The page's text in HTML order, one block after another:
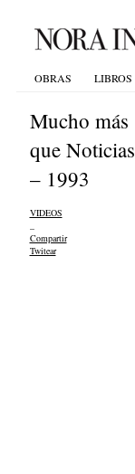
OBRAS LIBROS
Mucho más
que Noticias
– 1993
VIDEOS
Compartir
Twitear